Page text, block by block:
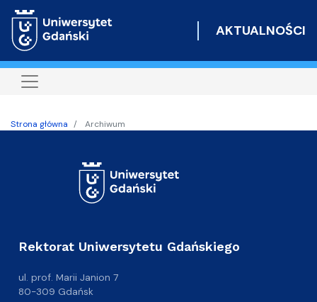
AKTUALNOŚCI
Strona główna Archiwum
Rektorat Uniwersytetu Gdańskiego
ul. prof. Marii Janion 7
80-309 Gdańsk